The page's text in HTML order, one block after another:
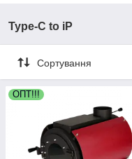
Type-C to iP
Сортування
OПТ!!!